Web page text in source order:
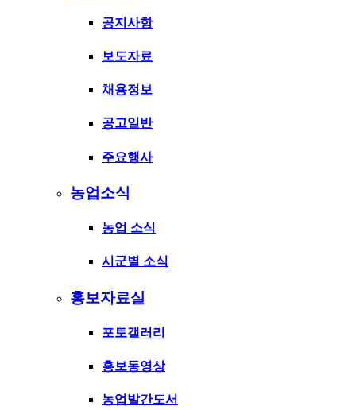
공지사항
보도자료
채용정보
공고일반
주요행사
농업소식
농업 소식
시군별 소식
홍보자료실
포토갤러리
홍보동영상
농업발간도서